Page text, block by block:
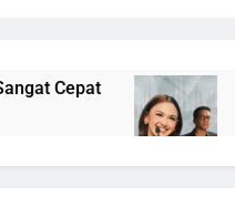
Berita
2 Months Ago